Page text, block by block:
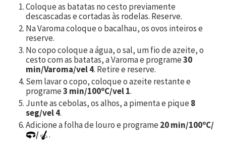
Coloque as batatas no cesto previamente
descascadas e cortadas às rodelas. Reserve.
Na Varoma coloque o bacalhau, os ovos inteiros e
reserve.
No copo coloque a água, o sal, um fio de azeite, o
cesto com as batatas, a Varoma e programe30
min/Varoma/vel 4. Retire e reserve.
Sem lavar o copo, coloque o azeite restante e
programe3 min/100ºC/vel 1.
Junte as cebolas, os alhos, a pimenta e pique8
seg/vel 4.
Adicione a folha de louro e programe20 min/100ºC/
/
.